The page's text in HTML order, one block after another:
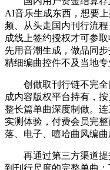
AI音乐生成东西，想要
频、从头走国内刊行流
成线上签约授权才可参
先用音潮生成，做品同
精细编曲控件不及当地专
创做取刊行链不完全
成内容版权平台持有，
整长篇单曲深度制做。
实测体验，付费会员完
落、电子、嘻哈曲风编曲
再通过第三方渠道提
到刊行尺度的完整单曲